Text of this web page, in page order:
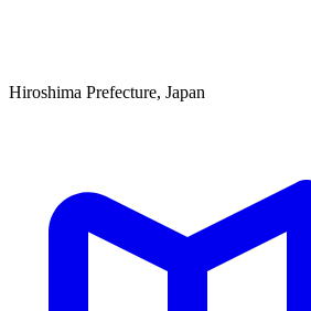
Hiroshima Prefecture, Japan